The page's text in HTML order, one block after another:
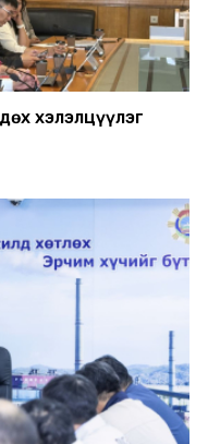
хэлэлцүүлэг